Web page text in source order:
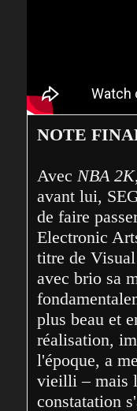
NOTE
Avec NBA 2K
avant lui,
de faire
Electronic
titre de
avec brio sa
plus beau et
réalisation,
l'époque, a
vieilli – mais